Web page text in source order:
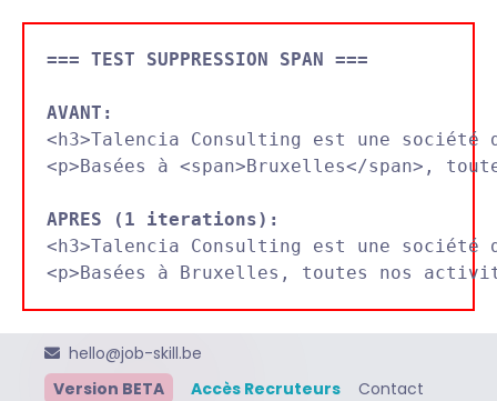
=== TEST SUPPRESSION SPAN ===
AVANT:
<h3>Talencia Consulting est une société
<p>Basées à <span>Bruxelles</span>,
APRES (1 iterations):
<h3>Talencia Consulting est une
hello@job-skill.be
Version BETA
Accès Recruteurs Contact